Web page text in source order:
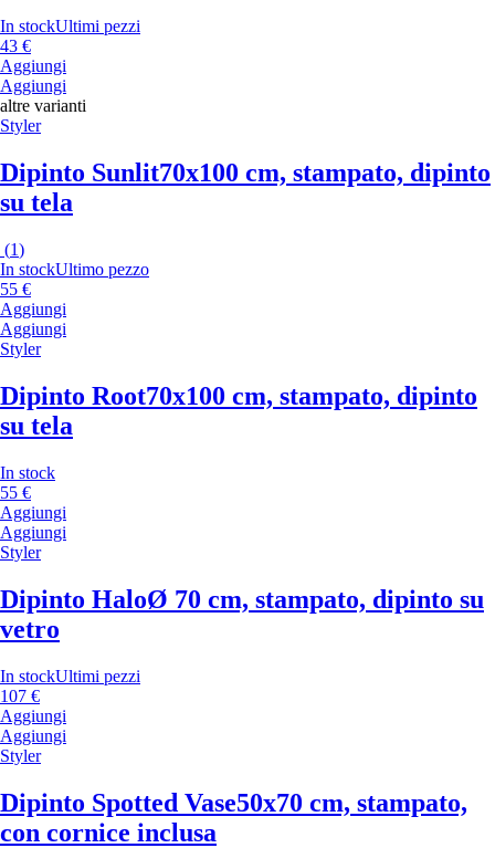
In stockUltimi pezzi
43 €
Aggiungi
Aggiungi
altre varianti
Styler
Dipinto Sunlit70x100 cm, stampato, dipinto
su tela
(1)
In stockUltimo pezzo
55 €
Aggiungi
Aggiungi
Styler
Dipinto Root70x100 cm, stampato, dipinto
su tela
In stock
55 €
Aggiungi
Aggiungi
Styler
Dipinto HaloØ 70 cm, stampato, dipinto su
vetro
In stockUltimi pezzi
107 €
Aggiungi
Aggiungi
Styler
Dipinto Spotted Vase50x70 cm, stampato,
con cornice inclusa